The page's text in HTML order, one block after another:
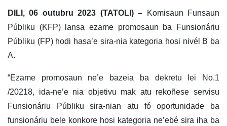
DILI, 06 outubru 2023 (TATOLI) – Komisaun Funsaun
Públiku (KFP) lansa ezame promosaun ba Funsionáriu
Públiku (FP) hodi hasa’e sira-nia kategoria hosi nivél B ba
A.
“Ezame promosaun ne’e bazeia ba dekretu lei No.1
/20218, ida-ne’e nia objetivu mak atu rekoñese servisu
Funsionáriu Públiku sira-nian atu fó oportunidade ba
funsionáriu bele konkore hosi kategoria ne’ebé sira iha ba